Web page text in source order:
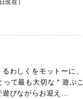
在）
わしくをモットーに
て最も大切な＂遊ぶ
びながらお迎え…